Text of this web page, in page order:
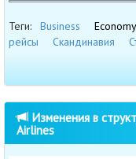
Теги: Business Economy
рейсы
Скандинавия
Изменения в
Airlines